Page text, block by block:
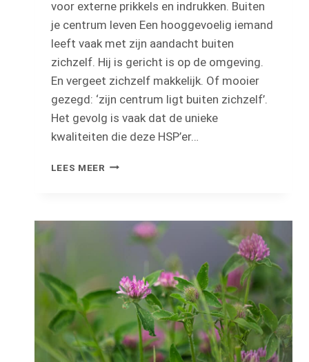
voor externe prikkels en indrukken. Buiten
je centrum leven Een hooggevoelig iemand
leeft vaak met zijn aandacht buiten
zichzelf. Hij is gericht is op de omgeving.
En vergeet zichzelf makkelijk. Of mooier
gezegd: ‘zijn centrum ligt buiten zichzelf’.
Het gevolg is vaak dat de unieke
kwaliteiten die deze HSP’er…
LEES MEER WAT